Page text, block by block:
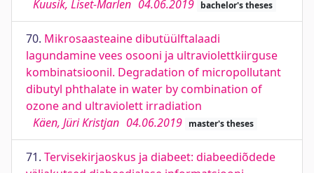
Kuusik, Liset-Marlen 04.06.2019 bachelor's theses
70. Mikrosaasteaine dibutüülftalaadi
lagundamine vees osooni ja ultraviolettkiirguse
kombinatsioonil. Degradation of micropollutant
dibutyl phthalate in water by combination of
ozone and ultraviolett irradiation
Käen, Jüri Kristjan 04.06.2019 master's theses
71. Tervisekirjaoskus ja diabeet: diabeediõdede